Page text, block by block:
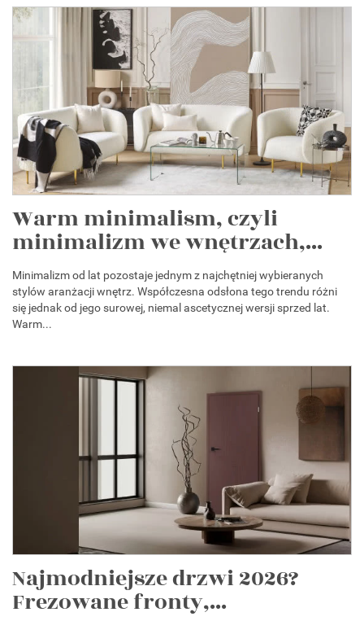
Warm minimalism, czyli
minimalizm we wnętrzach,...
Minimalizm od lat pozostaje jednym z najchętniej wybieranych
stylów aranżacji wnętrz. Współczesna odsłona tego trendu różni
się jednak od jego surowej, niemal ascetycznej wersji sprzed lat.
Warm...
Najmodniejsze drzwi 2026?
Frezowane fronty,...